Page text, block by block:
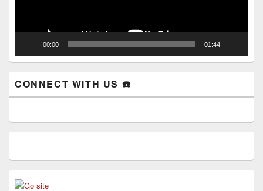
00:00 01:44
CONNECT WITH US ☎️